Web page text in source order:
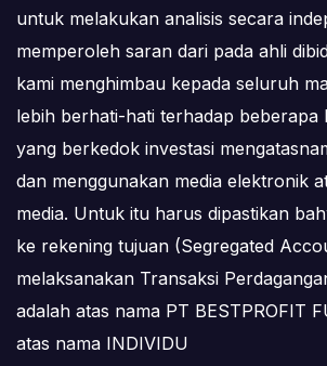
untuk melakukan analisis secara
memperoleh saran dari pada ahli
kami menghimbau kepada seluruh
lebih berhati-hati terhadap beberapa
yang berkedok investasi
dan menggunakan media elektronik
media. Untuk itu harus dipastikan
ke rekening tujuan (Segregated
melaksanakan Transaksi
adalah atas nama PT BESTPROFIT
atas nama INDIVIDU